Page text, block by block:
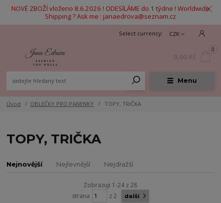
NOVÉ ZBOŽÍ vloženo 8.6.2026 ! ODESÍLÁME do 1 týdne ! Worldwide
Shipping ? Ask me : janaedrova@seznam.cz
Menu
CZK
0
Úvod OBLEČKY PRO PANENKY TOPY, TRIČKA
TOPY, TRIČKA
Nejnovější Nejlevnější Nejdražší
Zobrazuji 1-24 z 28
strana
z 2 další